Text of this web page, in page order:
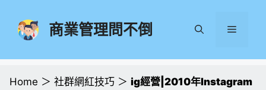
商業管理問不倒 選
Home ＞ 社群網紅技巧 ＞ ig經營|2010年Instagram